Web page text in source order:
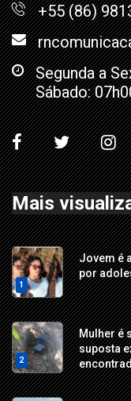
+55 (86)
Segunda a
Sábado:
Mais
1
Jovem é
por
2
Mulher é
suposta